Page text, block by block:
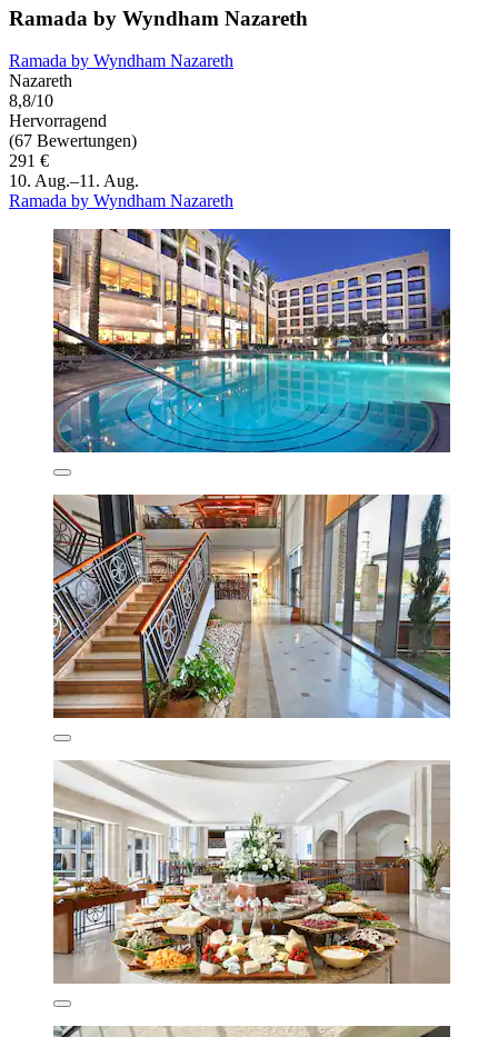
Ramada by Wyndham Nazareth
Ramada by Wyndham Nazareth
Nazareth
8,8/10
Hervorragend
(67 Bewertungen)
291 €
10. Aug.–11. Aug.
Ramada by Wyndham Nazareth